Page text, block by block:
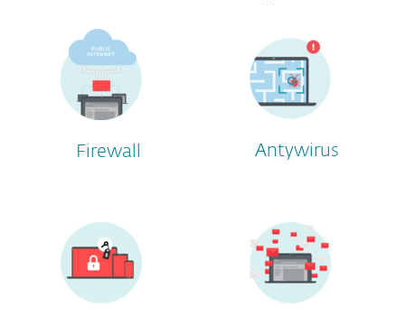
Firewall Antywirus